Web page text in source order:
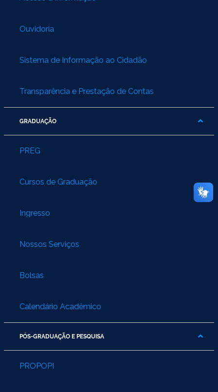
Ouvidoria
Sistema de Informação ao Cidadão
Transparência e Prestação de Contas
GRADUAÇÃO
PREG
Cursos de Graduação
Ingresso
Nossos Serviços
Bolsas
Calendário Acadêmico
PÓS-GRADUAÇÃO E PESQUISA
PROPOPI